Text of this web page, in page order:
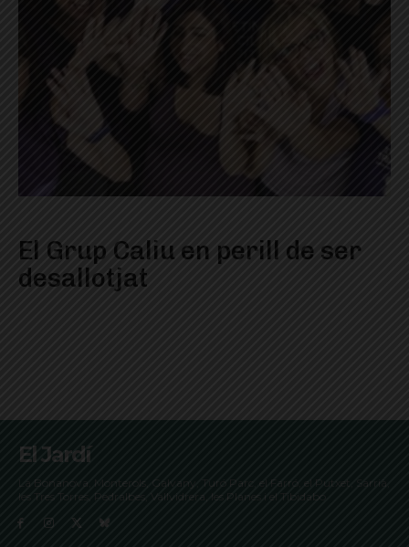
El Grup Caliu en perill de ser
desallotjat
El Jardí
La Bonanova, Monterols, Galvany, Turó Parc, el Farró, el Putxet, Sarrià,
les Tres Torres, Pedralbes, Vallvidrera, les Planes i el Tibidabo